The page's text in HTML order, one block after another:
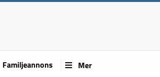
Familjeannons Mer